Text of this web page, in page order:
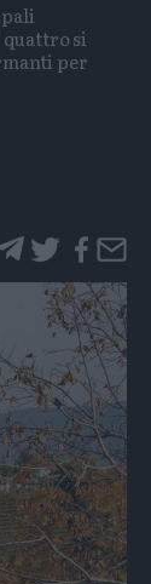
si
per
articolo